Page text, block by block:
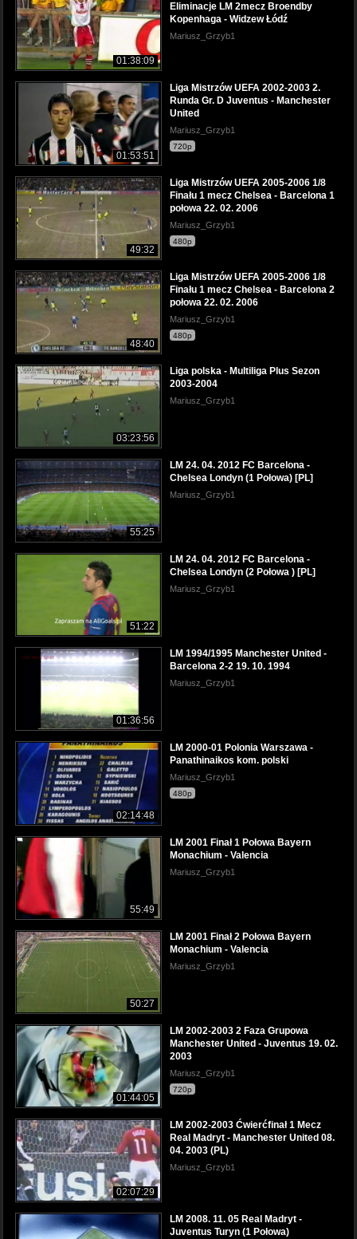
01:38:09
Eliminacje LM 2mecz Broendby
Kopenhaga - Widzew Łódź
Mariusz_Grzyb1
01:53:51
Liga Mistrzów UEFA 2002-2003 2.
Runda Gr. D Juventus - Manchester
United
Mariusz_Grzyb1
720p
49:32
Liga Mistrzów UEFA 2005-2006 1/8
Finału 1 mecz Chelsea - Barcelona 1
połowa 22. 02. 2006
Mariusz_Grzyb1
480p
48:40
Liga Mistrzów UEFA 2005-2006 1/8
Finału 1 mecz Chelsea - Barcelona 2
połowa 22. 02. 2006
Mariusz_Grzyb1
480p
03:23:56
Liga polska - Multiliga Plus Sezon
2003-2004
Mariusz_Grzyb1
55:25
LM 24. 04. 2012 FC Barcelona -
Chelsea Londyn (1 Połowa) [PL]
Mariusz_Grzyb1
51:22
LM 24. 04. 2012 FC Barcelona -
Chelsea Londyn (2 Połowa ) [PL]
Mariusz_Grzyb1
01:36:56
LM 1994/1995 Manchester United -
Barcelona 2-2 19. 10. 1994
Mariusz_Grzyb1
02:14:48
LM 2000-01 Polonia Warszawa -
Panathinaikos kom. polski
Mariusz_Grzyb1
480p
55:49
LM 2001 Finał 1 Połowa Bayern
Monachium - Valencia
Mariusz_Grzyb1
50:27
LM 2001 Finał 2 Połowa Bayern
Monachium - Valencia
Mariusz_Grzyb1
01:44:05
LM 2002-2003 2 Faza Grupowa
Manchester United - Juventus 19. 02.
2003
Mariusz_Grzyb1
720p
02:07:29
LM 2002-2003 Ćwierćfinał 1 Mecz
Real Madryt - Manchester United 08.
04. 2003 (PL)
Mariusz_Grzyb1
LM 2008. 11. 05 Real Madryt -
Juventus Turyn (1 Połowa)